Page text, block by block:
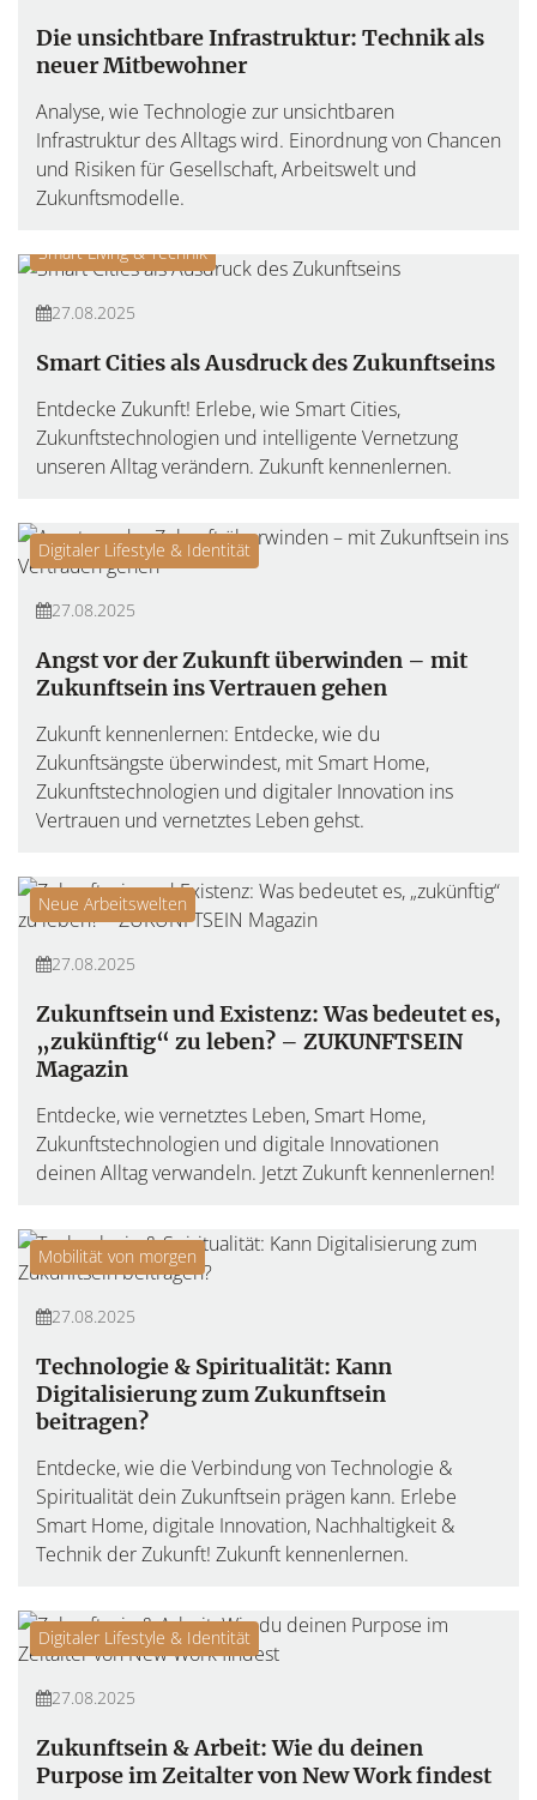
Die unsichtbare Infrastruktur: Technik als
neuer Mitbewohner
Analyse, wie Technologie zur unsichtbaren
Infrastruktur des Alltags wird. Einordnung von Chancen
und Risiken für Gesellschaft, Arbeitswelt und
Zukunftsmodelle.
Smart Living & Technik
27.08.2025
Smart Cities als Ausdruck des Zukunftseins
Entdecke Zukunft! Erlebe, wie Smart Cities,
Zukunftstechnologien und intelligente Vernetzung
unseren Alltag verändern. Zukunft kennenlernen.
Digitaler Lifestyle & Identität
27.08.2025
Angst vor der Zukunft überwinden – mit
Zukunftsein ins Vertrauen gehen
Zukunft kennenlernen: Entdecke, wie du
Zukunftsängste überwindest, mit Smart Home,
Zukunftstechnologien und digitaler Innovation ins
Vertrauen und vernetztes Leben gehst.
Neue Arbeitswelten
27.08.2025
Zukunftsein und Existenz: Was bedeutet es,
„zukünftig“ zu leben? – ZUKUNFTSEIN
Magazin
Entdecke, wie vernetztes Leben, Smart Home,
Zukunftstechnologien und digitale Innovationen
deinen Alltag verwandeln. Jetzt Zukunft kennenlernen!
Mobilität von morgen
27.08.2025
Technologie & Spiritualität: Kann
Digitalisierung zum Zukunftsein
beitragen?
Entdecke, wie die Verbindung von Technologie &
Spiritualität dein Zukunftsein prägen kann. Erlebe
Smart Home, digitale Innovation, Nachhaltigkeit &
Technik der Zukunft! Zukunft kennenlernen.
Digitaler Lifestyle & Identität
27.08.2025
Zukunftsein & Arbeit: Wie du deinen
Purpose im Zeitalter von New Work findest